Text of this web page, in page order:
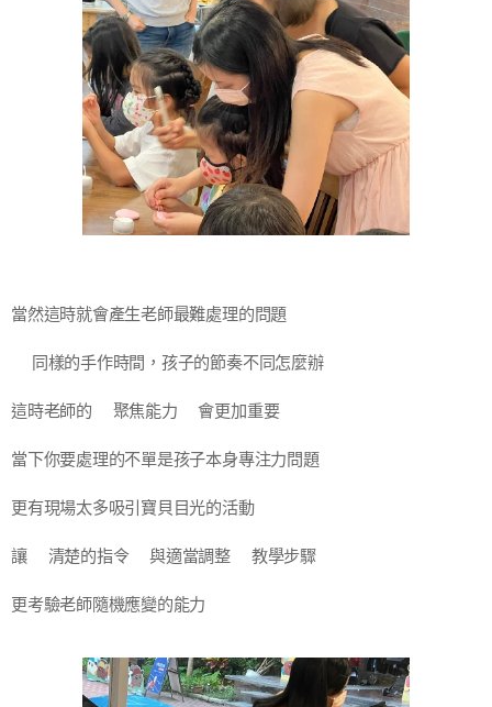
當然這時就會產生老師最難處理的問題
❓同樣的手作時間，孩子的節奏不同怎麼辦❓
這時老師的⭐聚焦能力⭐會更加重要
當下你要處理的不單是孩子本身專注力問題
更有現場太多吸引寶貝目光的活動
讓⭐清楚的指令⭐與適當調整⭐教學步驟⭐
更考驗老師隨機應變的能力